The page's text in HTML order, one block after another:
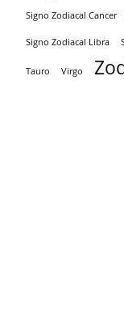
Signo Zodiacal Cancer
Signo Zodiacal Libra
Tauro Virgo